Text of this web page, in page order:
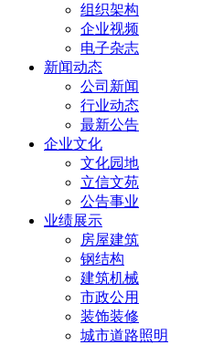
组织架构
企业视频
电子杂志
新闻动态
公司新闻
行业动态
最新公告
企业文化
文化园地
立信文苑
公告事业
业绩展示
房屋建筑
钢结构
建筑机械
市政公用
装饰装修
城市道路照明